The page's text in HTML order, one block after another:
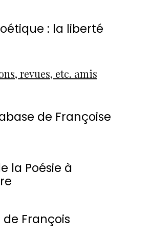
: la liberté
revues, etc. amis
de Françoise
la Poésie à
François